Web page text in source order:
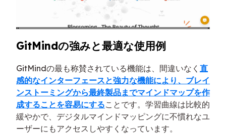
GitMindの強みと最適な使用例
GitMindの最も称賛されている機能は、間違いなく 直
感的なインターフェースと強力な機能により、ブレイ
ンストーミングから最終製品までマインドマップを作
成することを容易にすることです。学習曲線は比較的
緩やかで、デジタルマインドマッピングに不慣れなユ
ーザーにもアクセスしやすくなっています。